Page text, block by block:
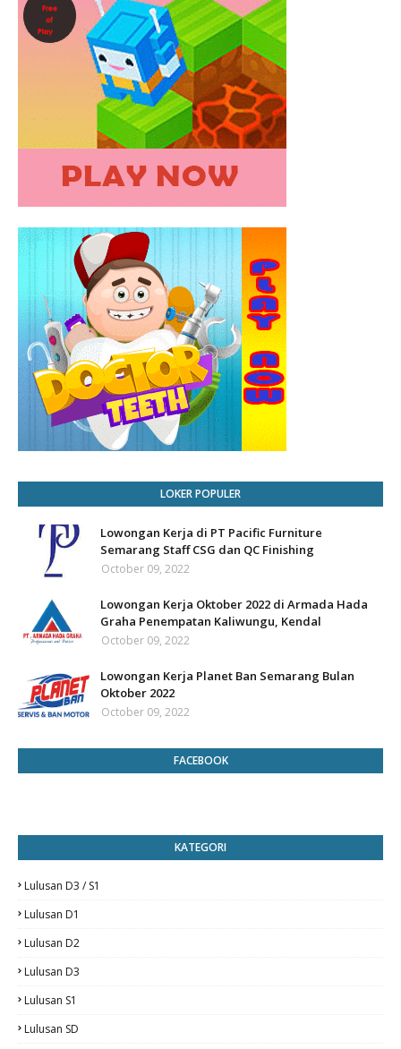
LOKER POPULER
Lowongan Kerja di PT Pacific Furniture
Semarang Staff CSG dan QC Finishing
October 09, 2022
Lowongan Kerja Oktober 2022 di Armada Hada
Graha Penempatan Kaliwungu, Kendal
October 09, 2022
Lowongan Kerja Planet Ban Semarang Bulan
Oktober 2022
October 09, 2022
FACEBOOK
KATEGORI
Lulusan D3 / S1
Lulusan D1
Lulusan D2
Lulusan D3
Lulusan S1
Lulusan SD